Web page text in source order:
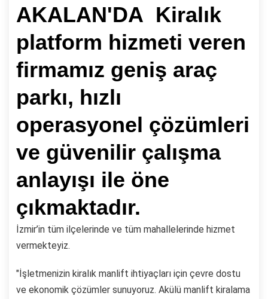
AKALAN'DA Kiralık
platform hizmeti veren
firmamız geniş araç
parkı, hızlı
operasyonel çözümleri
ve güvenilir çalışma
anlayışı ile öne
çıkmaktadır.
İzmir’in tüm ilçelerinde ve tüm mahallelerinde hizmet
vermekteyiz.
"İşletmenizin kiralık manlift ihtiyaçları için çevre dostu
ve ekonomik çözümler sunuyoruz. Akülü manlift kiralama